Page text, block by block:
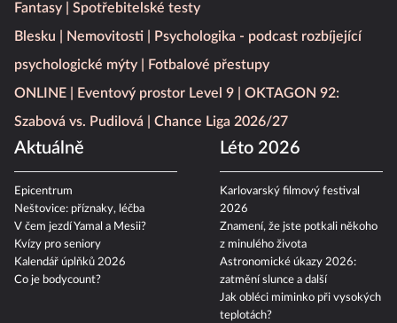
Fantasy
Spotřebitelské testy
Blesku
Nemovitosti
Psychologika - podcast rozbíjející
psychologické mýty
Fotbalové přestupy
ONLINE
Eventový prostor Level 9
OKTAGON 92:
Szabová vs. Pudilová
Chance Liga 2026/27
Aktuálně
Epicentrum
Neštovice: příznaky, léčba
V čem jezdí Yamal a Mesii?
Kvízy pro seniory
Kalendář úplňků 2026
Co je bodycount?
Léto 2026
Karlovarský filmový festival
2026
Znamení, že jste potkali někoho
z minulého života
Astronomické úkazy 2026:
zatmění slunce a další
Jak obléci miminko při vysokých
teplotách?